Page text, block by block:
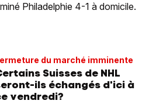
Philadelphie 4-1 à domicile.
du marché imminente
Suisses de NHL
ils échangés d'ici à
vendredi?